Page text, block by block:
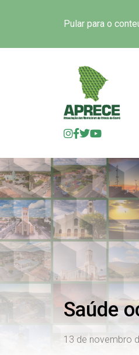
Pular para o
Saúde
13 de novembro